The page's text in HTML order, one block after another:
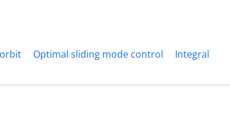
Optimal sliding mode control
Integral